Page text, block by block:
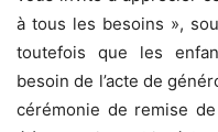
à tous les besoins »,
toutefois que les
besoin de l’acte de
cérémonie de remise